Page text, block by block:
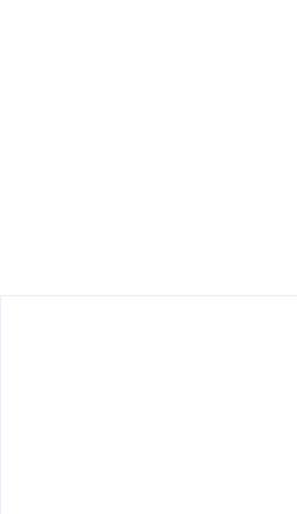
Veškeré fotografie,
právem. Jejich